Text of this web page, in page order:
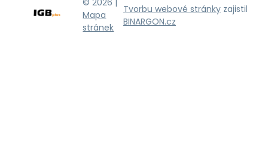
© 2026 |
Mapa
stránek
Tvorbu webové stránky zajistil
BINARGON.cz